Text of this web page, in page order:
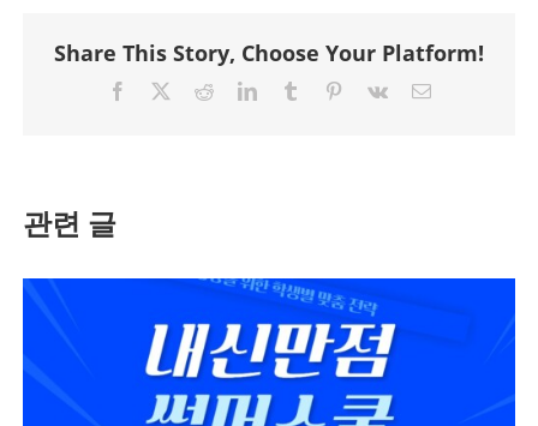
기
의
시
도
에
Share This Story, Choose Your Platform!
Facebook RedditLinkedInTumblr Pinterest
Vk
이
관련 글